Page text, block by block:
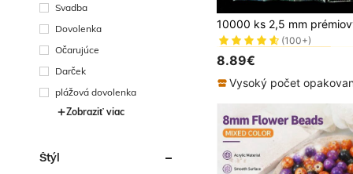
Svadba
Dovolenka
Očarujúce
Darček
plážová dovolenka
Zobraziť viac
Štýl
#2 Najlepšie predávané
(100+)
#2 Najlepšie predávané
#2 Najlepšie predávané
#2 Najlepšie predávané
(100+)
8.89€